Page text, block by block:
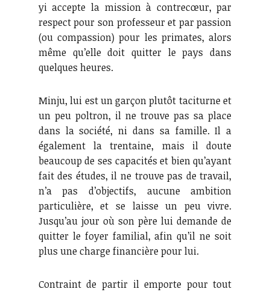
yi accepte la mission à contrecœur, par
respect pour son professeur et par passion
(ou compassion) pour les primates, alors
même qu’elle doit quitter le pays dans
quelques heures.
Minju, lui est un garçon plutôt taciturne et
un peu poltron, il ne trouve pas sa place
dans la société, ni dans sa famille. Il a
également la trentaine, mais il doute
beaucoup de ses capacités et bien qu’ayant
fait des études, il ne trouve pas de travail,
n’a pas d’objectifs, aucune ambition
particulière, et se laisse un peu vivre.
Jusqu’au jour où son père lui demande de
quitter le foyer familial, afin qu’il ne soit
plus une charge financière pour lui.
Contraint de partir il emporte pour tout